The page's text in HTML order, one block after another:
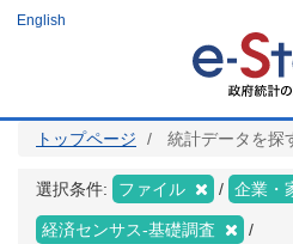
ツ
English
トップページ 統計データを探
選択条件: ファイル 企業・
経済センサス‐基礎調査